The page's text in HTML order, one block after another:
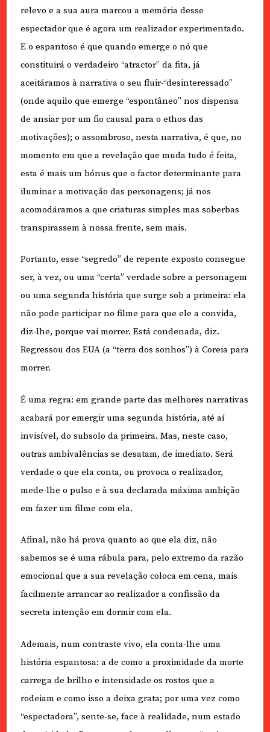
relevo e a sua aura marcou a memória desse
espectador que é agora um realizador experimentado.
E o espantoso é que quando emerge o nó que
constituirá o verdadeiro “atractor” da fita, já
aceitáramos à narrativa o seu fluir-“desinteressado”
(onde aquilo que emerge “espontâneo” nos dispensa
de ansiar por um fio causal para o ethos das
motivações); o assombroso, nesta narrativa, é que, no
momento em que a revelação que muda tudo é feita,
esta é mais um bónus que o factor determinante para
iluminar a motivação das personagens; já nos
acomodáramos a que criaturas simples mas soberbas
transpirassem à nossa frente, sem mais.
Portanto, esse “segredo” de repente exposto consegue
ser, à vez, ou uma “certa” verdade sobre a personagem
ou uma segunda história que surge sob a primeira: ela
não pode participar no filme para que ele a convida,
diz-lhe, porque vai morrer. Está condenada, diz.
Regressou dos EUA (a “terra dos sonhos”) à Coreia para
morrer.
É uma regra: em grande parte das melhores narrativas
acabará por emergir uma segunda história, até aí
invisível, do subsolo da primeira. Mas, neste caso,
outras ambivalências se desatam, de imediato. Será
verdade o que ela conta, ou provoca o realizador,
mede-lhe o pulso e à sua declarada máxima ambição
em fazer um filme com ela.
Afinal, não há prova quanto ao que ela diz, não
sabemos se é uma rábula para, pelo extremo da razão
emocional que a sua revelação coloca em cena, mais
facilmente arrancar ao realizador a confissão da
secreta intenção em dormir com ela.
Ademais, num contraste vivo, ela conta-lhe uma
história espantosa: a de como a proximidade da morte
carrega de brilho e intensidade os rostos que a
rodeiam e como isso a deixa grata; por uma vez como
“espectadora”, sente-se, face à realidade, num estado